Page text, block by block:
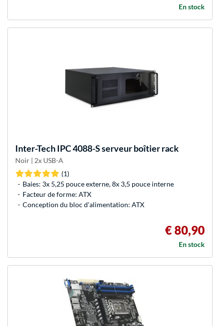
En stock
Inter-TechIPC 4088-S serveur boîtier rack
Noir | 2x USB-A
(1)
Baies: 3x 5,25 pouce externe, 8x 3,5 pouce interne
Facteur de forme: ATX
Conception du bloc d'alimentation: ATX
€ 80,90
En stock